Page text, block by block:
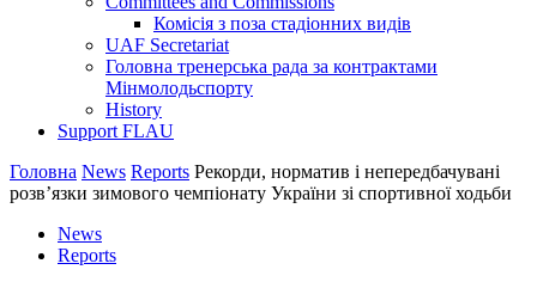
Комісія з поза стадіонних видів
UAF Secretariat
Головна тренерська рада за контрактами
Мінмолодьспорту
History
Support FLAU
Головна News Reports Рекорди, норматив і непередбачувані
розв’язки зимового чемпіонату України зі спортивної ходьби
News
Reports